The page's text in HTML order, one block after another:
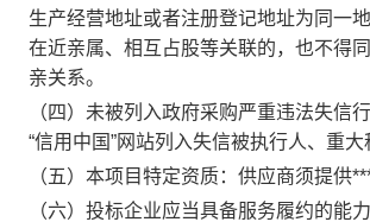
生产经营地址或者注册登记地址为同一
在近亲属、相互占股等关联的，也不得
亲关系。
（四）未被列入政府采购严重违法失信
“信用中国”网站列入失信被执行人、重
（五）本项目特定资质：供应商须提供
（六）投标企业应当具备服务履约的能